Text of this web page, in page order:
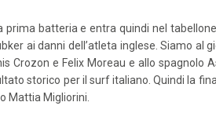
batteria e entra quindi nel
ai danni dell’atleta inglese. Siamo
e Felix Moreau e allo spagnolo
storico per il surf italiano. Quindi la
Mattia Migliorini.